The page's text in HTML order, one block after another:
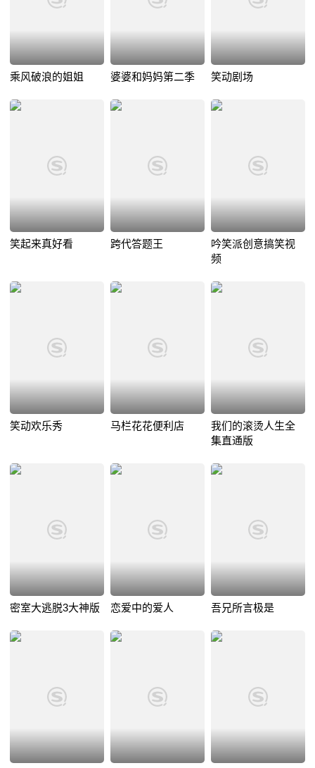
乘风破浪的姐姐 婆婆和妈妈第二季 笑动剧场
笑起来真好看 跨代答题王
吟笑派创意搞笑视
频
笑动欢乐秀 马栏花花便利店
我们的滚烫人生全
集直通版
密室大逃脱3大神版 恋爱中的爱人 吾兄所言极是